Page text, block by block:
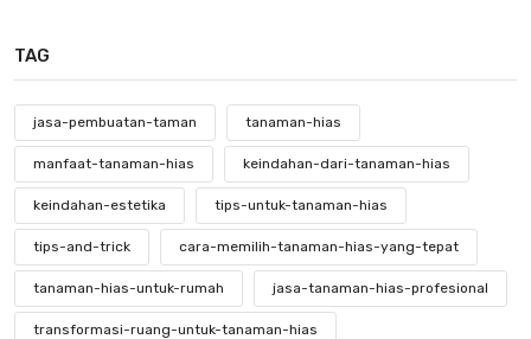
TAG
jasa-pembuatan-taman tanaman-hias
manfaat-tanaman-hias keindahan-dari-tanaman-hias
keindahan-estetika tips-untuk-tanaman-hias
tips-and-trick cara-memilih-tanaman-hias-yang-tepat
tanaman-hias-untuk-rumah jasa-tanaman-hias-profesional
transformasi-ruang-untuk-tanaman-hias